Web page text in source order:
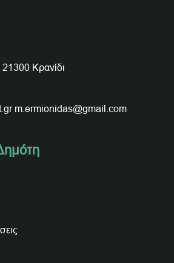
Κρανίδι
m.ermionidas@gmail.com